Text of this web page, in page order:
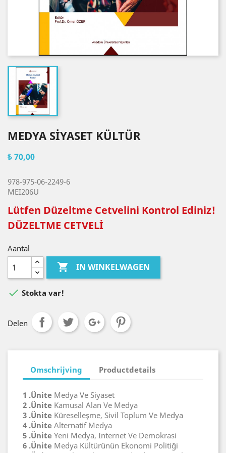
MEDYA SİYASET KÜLTÜR
₺ 70,00
978-975-06-2249-6
MEI206U
Lütfen Düzeltme Cetvelini Kontrol Ediniz!
DÜZELTME CETVELİ
Aantal
 IN WINKELWAGEN
 Stokta var!
Delen
Omschrijving Productdetails
1 .Ünite Medya Ve Siyaset
2 .Ünite Kamusal Alan Ve Medya
3 .Ünite Küreselleşme, Sivil Toplum Ve Medya
4 .Ünite Alternatif Medya
5 .Ünite Yeni Medya, Internet Ve Demokrasi
6 .Ünite Medya Kültürünün Ekonomi Politiği